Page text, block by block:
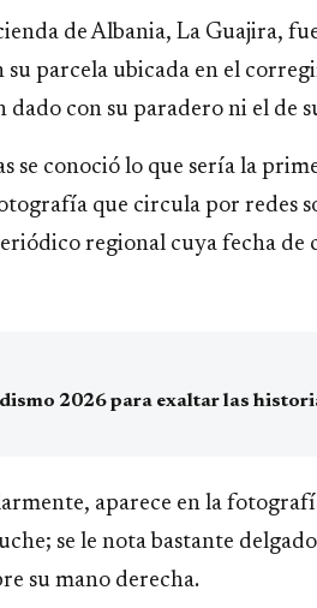
de Albania, La Guajira,
parcela ubicada en el
dado con su paradero ni el de
se conoció lo que sería la
que circula por redes
regional cuya fecha de
2026 para exaltar las
aparece en la
se le nota bastante
su mano derecha.